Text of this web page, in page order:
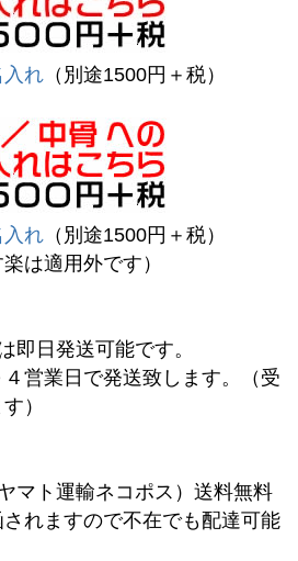
入れ （別途1500円＋税）
入れ （別途1500円＋税）
は適用外です）
即日発送可能です。
営業日で発送致します。（受
）
マト運輸ネコポス）送料無料
れますので不在でも配達可能